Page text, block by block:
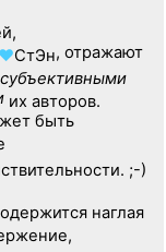
♥СтЭн, отражают
субъективными
их авторов.
быть
;-)
наглая